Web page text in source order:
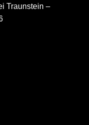
Traunstein –